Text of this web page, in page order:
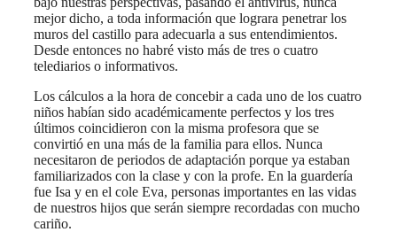
mejor dicho, a toda información que lograra penetrar los
muros del castillo para adecuarla a sus entendimientos.
Desde entonces no habré visto más de tres o cuatro
telediarios o informativos.
Los cálculos a la hora de concebir a cada uno de los cuatro
niños habían sido académicamente perfectos y los tres
últimos coincidieron con la misma profesora que se
convirtió en una más de la familia para ellos. Nunca
necesitaron de periodos de adaptación porque ya estaban
familiarizados con la clase y con la profe. En la guardería
fue Isa y en el cole Eva, personas importantes en las vidas
de nuestros hijos que serán siempre recordadas con mucho
cariño.